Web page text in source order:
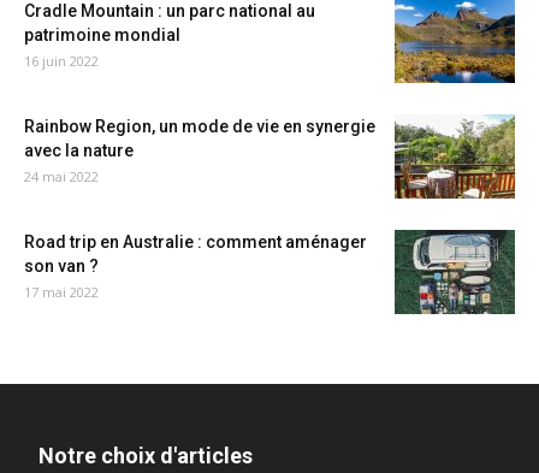
Cradle Mountain : un parc national au
patrimoine mondial
16 juin 2022
Rainbow Region, un mode de vie en synergie
avec la nature
24 mai 2022
Road trip en Australie : comment aménager
son van ?
17 mai 2022
Notre choix d'articles